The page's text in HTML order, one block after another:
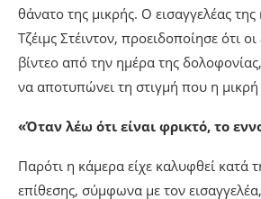
θάνατο της μικρής. Ο εισαγγελέας της
Τζέιμς Στέιντον, προειδοποίησε ότι
βίντεο από την ημέρα της
να αποτυπώνει τη στιγμή που η μικρή
«Όταν λέω ότι είναι φρικτό, το
Παρότι η κάμερα είχε καλυφθεί κατά
επίθεσης, σύμφωνα με τον